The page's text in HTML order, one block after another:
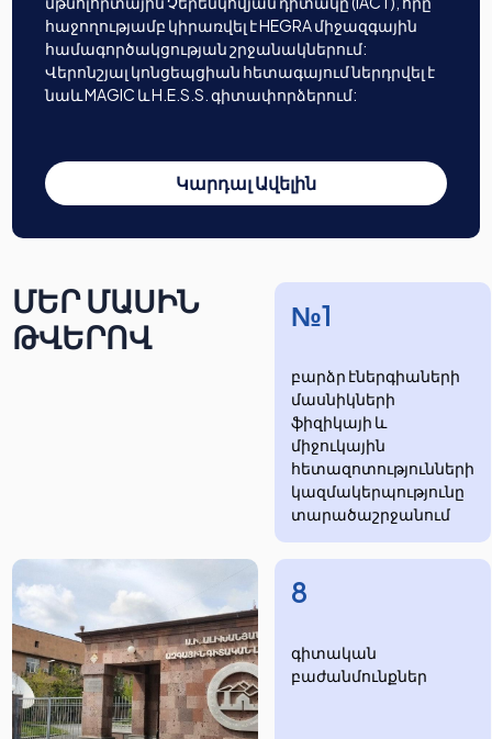
հաջողությամբ կիրառվել է HEGRA միջազգային
համագործակցության շրջանակներում:
Վերոնշյալ կոնցեպցիան հետագայում ներդրվել է
նաև MAGIC և H.E.S.S. գիտափորձերում:
Կարդալ Ավելին
ՄԵՐ ՄԱՍԻՆ
ԹՎԵՐՈՎ
№1
բարձր էներգիաների
մասնիկների
ֆիզիկայի և
միջուկային
հետազոտությունների
​​​​կազմակերպությունը
տարածաշրջանում
8
​​​գիտական
բաժանմունքներ